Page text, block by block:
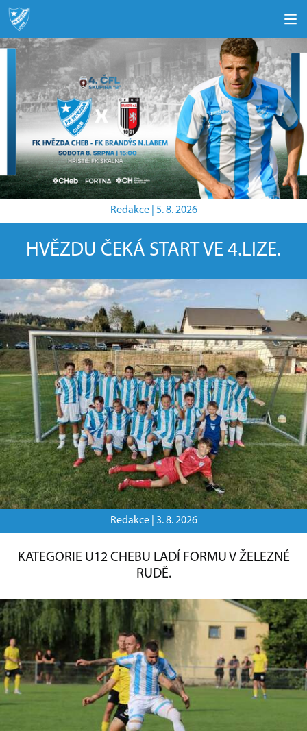
Redakce | 5. 8. 2026
HVĚZDU ČEKÁ START VE 4.LIZE.
Redakce | 3. 8. 2026
KATEGORIE U12 CHEBU LADÍ FORMU V ŽELEZNÉ
RUDĚ.